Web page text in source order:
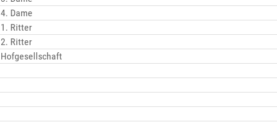
4. Dame
1. Ritter
2. Ritter
Hofgesellschaft